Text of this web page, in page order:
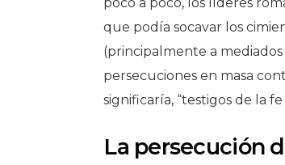
que podía socavar los
(principalmente a mediados
persecuciones en masa
significaría, “testigos de la
La persecución